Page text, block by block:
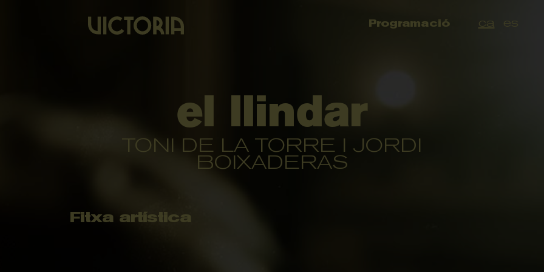
ca es
Programació
el llindar
TONI DE LA TORRE I JORDI
BOIXADERAS
Fitxa artística